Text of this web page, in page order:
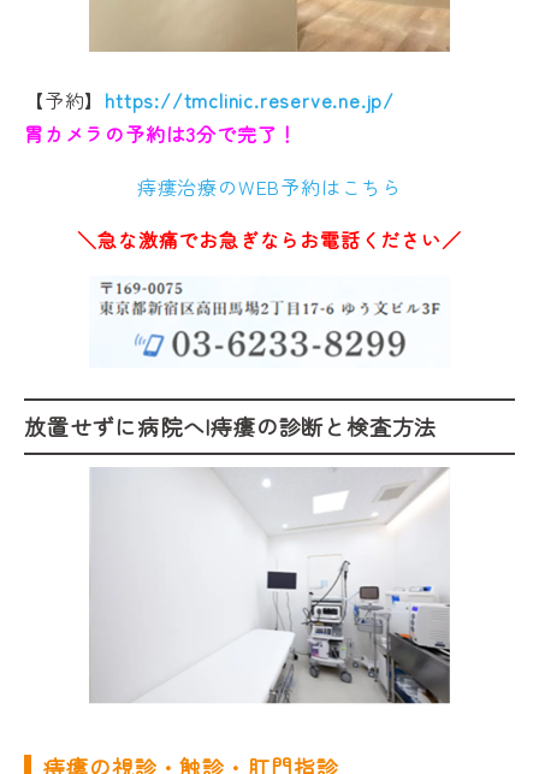
【予約】 https://tmclinic.reserve.ne.jp/
胃カメラの予約は3分で完了！
痔瘻治療のWEB予約はこちら
＼急な激痛でお急ぎならお電話ください／
放置せずに病院へ|痔瘻の診断と検査方法
痔瘻の視診・触診・肛門指診